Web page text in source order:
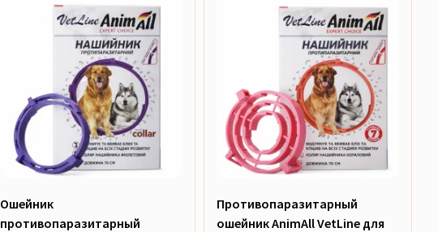
Ошейник
противопаразитарный
Противопаразитарный
ошейник AnimAll VetLine для